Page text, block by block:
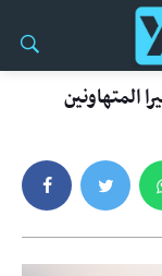
المتهاونين